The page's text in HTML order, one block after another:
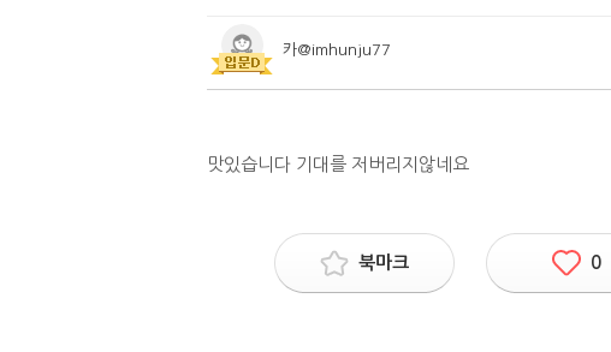
카@imhunju77
맛있습니다 기대를 저버리지않네요
북마크 0